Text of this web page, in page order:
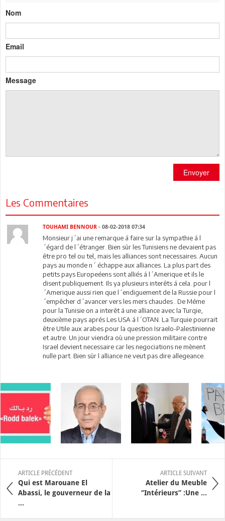
Nom
Email
Message
Envoyer
Les Commentaires
TOUHAMI BENNOUR - 08-02-2018 07:34
Monsieur j´ai une remarque á faire sur la sympathie á l
´égard de l´étranger. Bien sûr les Tunisiens ne devaient pas
être pro tel ou tel, mais les alliances sont necessaires. Aucun
pays au monde n´ échappe aux alliances. La plus part des
petits pays Europeéens sont alliés á l´Amerique et ils le
disent publiquement. Ils ya plusieurs interêts á cela. pour l
´Amerique aussi rien que l´endiguement de la Russie pour l
´empêcher d´avancer vers les mers chaudes . De Méme
pour la Tunisie on a interêt á une alliance avec la Turqie,
deuxième pays aprés Les USA á l´OTAN. La Turquie pourrait
être Utile aux arabes pour la question Israelo-Palestinienne
et autre. Un jour viendra où une pression militaire contre
Israel devient necessaire car les negociations ne mènent
nulle part. Bien sûr l alliance ne veut pas dire allegeance.
ARTICLE PRÉCÉDENT
Qui est Marouane El
Abassi, le gouverneur de la
...
ARTICLE SUIVANT
Atelier du Meuble
‘’Intérieurs’’ :Une ...